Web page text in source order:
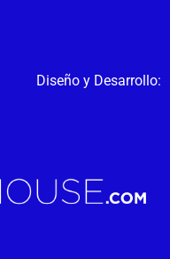
Diseño y Desarrollo: